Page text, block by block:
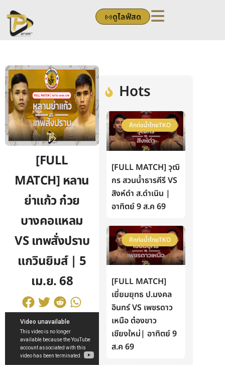
to
content
ดูไลฟ์สด
[FULL
MATCH] หลาน
ย่าแก้ว ก๋วย
บางคอแหลม
VS เทพสั่งปราบ
แกวินยิมส์ | 5
เม.ย. 68
Hots
ศึกท่อน้ำไทยTKO
[FULL MATCH] วุฒิ
กร สวนน้ำธารคีรี VS
สิงห์ดำ ส.ดำเนิน |
อาทิตย์ 9 ส.ค 69
ศึกท่อน้ำไทยTKO
[FULL MATCH]
เยี่ยมยุทธ ป.มงคล
อินทร์ VS เพชรดาว
เหนือ ต๋องขาว
เชียงใหม่| อาทิตย์ 9
ส.ค 69